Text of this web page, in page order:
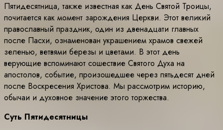
Пятидесятница, также известная как День Святой Троицы,
почитается как момент зарождения Церкви. Этот великий
православный праздник, один из двенадцати главных
после Пасхи, ознаменован украшением храмов свежей
зеленью, ветвями березы и цветами. В этот день
верующие вспоминают сошествие Святого Духа на
апостолов, событие, произошедшее через пятьдесят дней
после Воскресения Христова. Мы рассмотрим историю,
обычаи и духовное значение этого торжества.
Суть Пятидесятницы